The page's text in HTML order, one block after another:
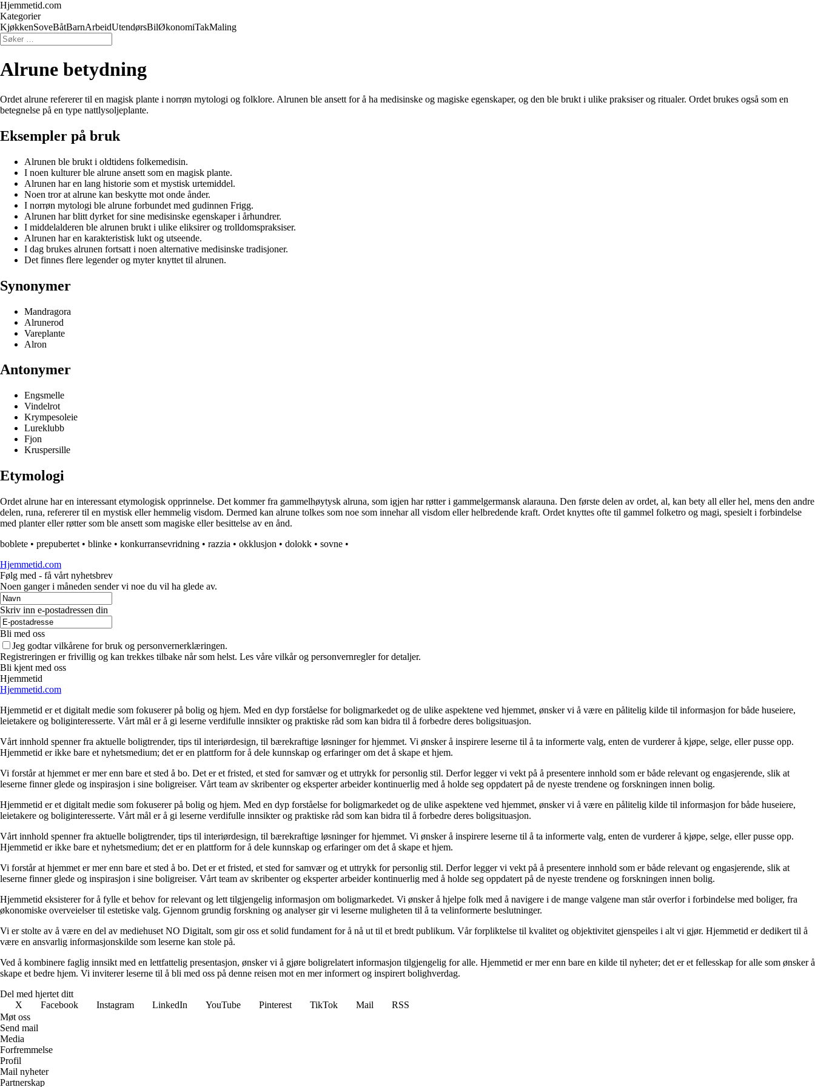
Hjemmetid.com
Kategorier
KjøkkenSoveBåtBarnArbeidUtendørsBilØkonomiTakMaling
Alrune betydning
Ordet alrune refererer til en magisk plante i norrøn mytologi og folklore. Alrunen ble ansett for å ha medisinske og magiske egenskaper, og den ble brukt i ulike praksiser og ritualer. Ordet brukes også som en
betegnelse på en type nattlysoljeplante.
Eksempler på bruk
Alrunen ble brukt i oldtidens folkemedisin.
I noen kulturer ble alrune ansett som en magisk plante.
Alrunen har en lang historie som et mystisk urtemiddel.
Noen tror at alrune kan beskytte mot onde ånder.
I norrøn mytologi ble alrune forbundet med gudinnen Frigg.
Alrunen har blitt dyrket for sine medisinske egenskaper i århundrer.
I middelalderen ble alrunen brukt i ulike eliksirer og trolldomspraksiser.
Alrunen har en karakteristisk lukt og utseende.
I dag brukes alrunen fortsatt i noen alternative medisinske tradisjoner.
Det finnes flere legender og myter knyttet til alrunen.
Synonymer
Mandragora
Alrunerod
Vareplante
Alron
Antonymer
Engsmelle
Vindelrot
Krympesoleie
Lureklubb
Fjon
Kruspersille
Etymologi
Ordet alrune har en interessant etymologisk opprinnelse. Det kommer fra gammelhøytysk alruna, som igjen har røtter i gammelgermansk alarauna. Den første delen av ordet, al, kan bety all eller hel, mens den andre
delen, runa, refererer til en mystisk eller hemmelig visdom. Dermed kan alrune tolkes som noe som innehar all visdom eller helbredende kraft. Ordet knyttes ofte til gammel folketro og magi, spesielt i forbindelse
med planter eller røtter som ble ansett som magiske eller besittelse av en ånd.
boblete • prepubertet • blinke • konkurransevridning • razzia • okklusjon • dolokk • sovne •
Hjemmetid.com
Følg med - få vårt nyhetsbrev
Noen ganger i måneden sender vi noe du vil ha glede av.
Skriv inn e-postadressen din
Bli med oss
Jeg godtar vilkårene for bruk og personvernerklæringen.
Registreringen er frivillig og kan trekkes tilbake når som helst. Les våre vilkår og personvernregler for detaljer.
Bli kjent med oss
Hjemmetid
Hjemmetid.com
Hjemmetid er et digitalt medie som fokuserer på bolig og hjem. Med en dyp forståelse for boligmarkedet og de ulike aspektene ved hjemmet, ønsker vi å være en pålitelig kilde til informasjon for både huseiere,
leietakere og boliginteresserte. Vårt mål er å gi leserne verdifulle innsikter og praktiske råd som kan bidra til å forbedre deres boligsituasjon.
Vårt innhold spenner fra aktuelle boligtrender, tips til interiørdesign, til bærekraftige løsninger for hjemmet. Vi ønsker å inspirere leserne til å ta informerte valg, enten de vurderer å kjøpe, selge, eller pusse opp.
Hjemmetid er ikke bare et nyhetsmedium; det er en plattform for å dele kunnskap og erfaringer om det å skape et hjem.
Vi forstår at hjemmet er mer enn bare et sted å bo. Det er et fristed, et sted for samvær og et uttrykk for personlig stil. Derfor legger vi vekt på å presentere innhold som er både relevant og engasjerende, slik at
leserne finner glede og inspirasjon i sine boligreiser. Vårt team av skribenter og eksperter arbeider kontinuerlig med å holde seg oppdatert på de nyeste trendene og forskningen innen bolig.
Hjemmetid er et digitalt medie som fokuserer på bolig og hjem. Med en dyp forståelse for boligmarkedet og de ulike aspektene ved hjemmet, ønsker vi å være en pålitelig kilde til informasjon for både huseiere,
leietakere og boliginteresserte. Vårt mål er å gi leserne verdifulle innsikter og praktiske råd som kan bidra til å forbedre deres boligsituasjon.
Vårt innhold spenner fra aktuelle boligtrender, tips til interiørdesign, til bærekraftige løsninger for hjemmet. Vi ønsker å inspirere leserne til å ta informerte valg, enten de vurderer å kjøpe, selge, eller pusse opp.
Hjemmetid er ikke bare et nyhetsmedium; det er en plattform for å dele kunnskap og erfaringer om det å skape et hjem.
Vi forstår at hjemmet er mer enn bare et sted å bo. Det er et fristed, et sted for samvær og et uttrykk for personlig stil. Derfor legger vi vekt på å presentere innhold som er både relevant og engasjerende, slik at
leserne finner glede og inspirasjon i sine boligreiser. Vårt team av skribenter og eksperter arbeider kontinuerlig med å holde seg oppdatert på de nyeste trendene og forskningen innen bolig.
Hjemmetid eksisterer for å fylle et behov for relevant og lett tilgjengelig informasjon om boligmarkedet. Vi ønsker å hjelpe folk med å navigere i de mange valgene man står overfor i forbindelse med boliger, fra
økonomiske overveielser til estetiske valg. Gjennom grundig forskning og analyser gir vi leserne muligheten til å ta velinformerte beslutninger.
Vi er stolte av å være en del av mediehuset NO Digitalt, som gir oss et solid fundament for å nå ut til et bredt publikum. Vår forpliktelse til kvalitet og objektivitet gjenspeiles i alt vi gjør. Hjemmetid er dedikert til å
være en ansvarlig informasjonskilde som leserne kan stole på.
Ved å kombinere faglig innsikt med en lettfattelig presentasjon, ønsker vi å gjøre boligrelatert informasjon tilgjengelig for alle. Hjemmetid er mer enn bare en kilde til nyheter; det er et fellesskap for alle som ønsker å
skape et bedre hjem. Vi inviterer leserne til å bli med oss på denne reisen mot en mer informert og inspirert bolighverdag.
Del med hjertet ditt
X
Facebook Instagram LinkedIn YouTube Pinterest TikTok Mail
RSS
Møt oss
Send mail
Media
Forfremmelse
Profil
Mail nyheter
Partnerskap